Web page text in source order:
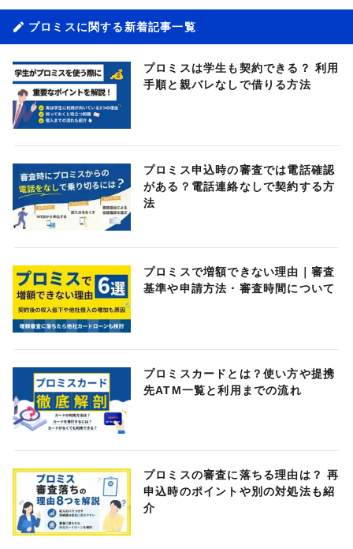
プロミスに関する新着記事一覧
プロミスは学生も契約できる？ 利用
手順と親バレなしで借りる方法
プロミス申込時の審査では電話確認
がある？電話連絡なしで契約する方
法
プロミスで増額できない理由｜審査
基準や申請方法・審査時間について
プロミスカードとは？使い方や提携
先ATM一覧と利用までの流れ
プロミスの審査に落ちる理由は？ 再
申込時のポイントや別の対処法も紹
介